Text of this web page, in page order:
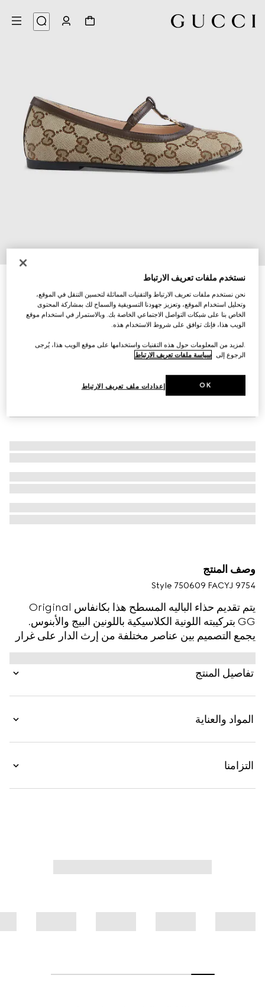
حذاء باليه مسطّح بنقش G المزدوج للأطفال
AED 1,800
وصف المنتج
Style ‎750609 FACYJ 9754
يتم تقديم حذاء الباليه المسطح هذا بكانفاس Original
GG بتركيبته اللونية الكلاسيكية باللونين البيج والأبنوس.
يجمع التصميم بين عناصر مختلفة من إرث الدار على غرار
القطعة المعدنية الأيقونية لشعار G المزدوج.
تفاصيل المنتج
المواد والعناية
التزامنا
نستخدم ملفات تعريف الارتباط
نحن نستخدم ملفات تعريف الارتباط والتقنيات المماثلة لتحسين التنقل في الموقع،
وتحليل استخدام الموقع، وتعزيز جهودنا التسويقية والسماح لك بمشاركة المحتوى
الخاص بنا على شبكات التواصل الاجتماعي الخاصة بك. وبالاستمرار في استخدام موقع
الويب هذا، فإنك توافق على شروط الاستخدام هذه.
.لمزيد من المعلومات حول هذه التقنيات واستخدامها على موقع الويب هذا، يُرجى
الرجوع إلى سياسة ملفات تعريف الارتباط
إعدادات ملف تعريف الارتباط OK